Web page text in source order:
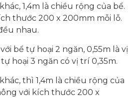
1,4m là chiều rộng của bể.
thước 200 x 200mm mỗi lỗ.
nhau.
bể tự hoại 2 ngăn, 0,55m là vị
hoại 3 ngăn có vị trí 0,35m.
thì 1,4m là chiều rộng của
với kích thước 200 x